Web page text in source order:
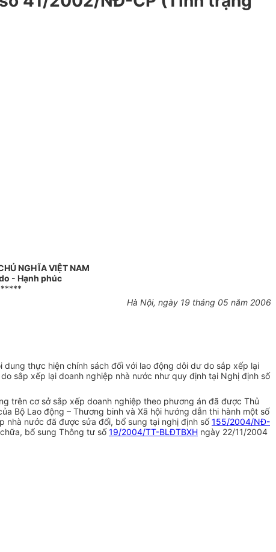
NGHĨA VIỆT NAM
- Hạnh phúc
Hà Nội, ngày 19 tháng 05 năm 2006
thực hiện chính sách đối với lao động dôi dư do sắp xếp lại
sắp xếp lại doanh nghiệp nhà nước như quy định tại Nghị định số
trên cơ sở sắp xếp doanh nghiệp theo phương án đã được Thủ
Bộ Lao động – Thương binh và Xã hội hướng dẫn thi hành một số
nhà nước đã được sửa đổi, bổ sung tại nghị định số155/2004/NĐ-
bổ sung Thông tư số19/2004/TT-BLĐTBXH ngày 22/11/2004